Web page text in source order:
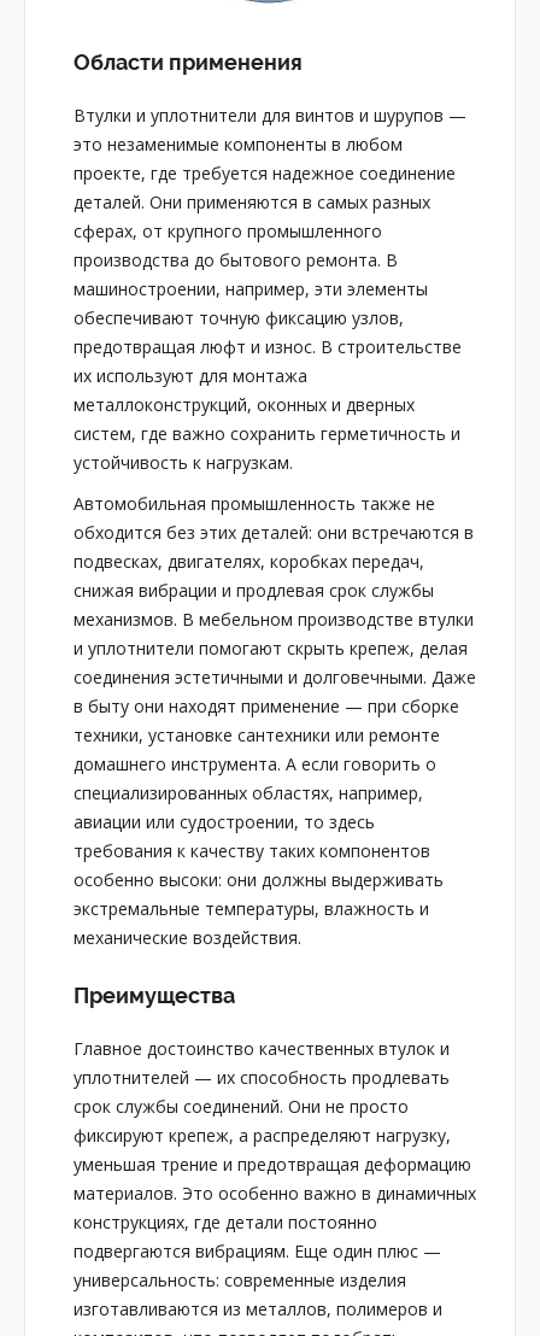
Области применения
Втулки и уплотнители для винтов и шурупов —
это незаменимые компоненты в любом
проекте, где требуется надежное соединение
деталей. Они применяются в самых разных
сферах, от крупного промышленного
производства до бытового ремонта. В
машиностроении, например, эти элементы
обеспечивают точную фиксацию узлов,
предотвращая люфт и износ. В строительстве
их используют для монтажа
металлоконструкций, оконных и дверных
систем, где важно сохранить герметичность и
устойчивость к нагрузкам.
Автомобильная промышленность также не
обходится без этих деталей: они встречаются в
подвесках, двигателях, коробках передач,
снижая вибрации и продлевая срок службы
механизмов. В мебельном производстве втулки
и уплотнители помогают скрыть крепеж, делая
соединения эстетичными и долговечными. Даже
в быту они находят применение — при сборке
техники, установке сантехники или ремонте
домашнего инструмента. А если говорить о
специализированных областях, например,
авиации или судостроении, то здесь
требования к качеству таких компонентов
особенно высоки: они должны выдерживать
экстремальные температуры, влажность и
механические воздействия.
Преимущества
Главное достоинство качественных втулок и
уплотнителей — их способность продлевать
срок службы соединений. Они не просто
фиксируют крепеж, а распределяют нагрузку,
уменьшая трение и предотвращая деформацию
материалов. Это особенно важно в динамичных
конструкциях, где детали постоянно
подвергаются вибрациям. Еще один плюс —
универсальность: современные изделия
изготавливаются из металлов, полимеров и